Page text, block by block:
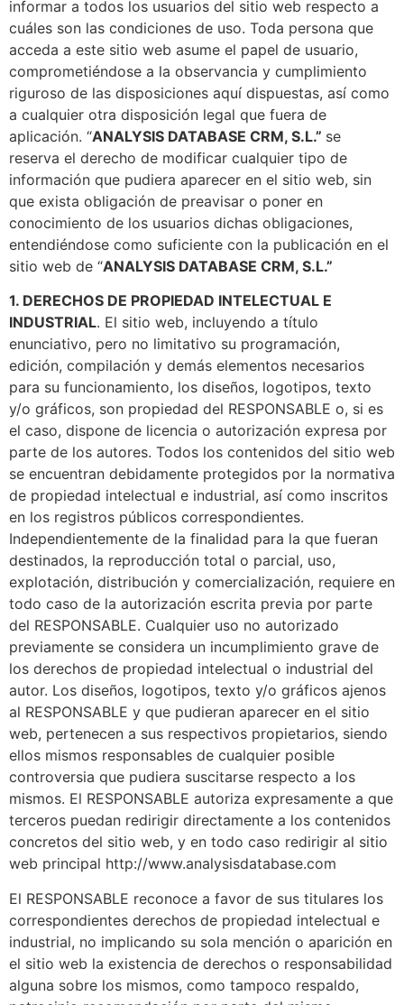
informar a todos los usuarios del sitio web respecto a
cuáles son las condiciones de uso. Toda persona que
acceda a este sitio web asume el papel de usuario,
comprometiéndose a la observancia y cumplimiento
riguroso de las disposiciones aquí dispuestas, así como
a cualquier otra disposición legal que fuera de
aplicación. “ANALYSIS DATABASE CRM, S.L.” se
reserva el derecho de modificar cualquier tipo de
información que pudiera aparecer en el sitio web, sin
que exista obligación de preavisar o poner en
conocimiento de los usuarios dichas obligaciones,
entendiéndose como suficiente con la publicación en el
sitio web de “ANALYSIS DATABASE CRM, S.L.”
1. DERECHOS DE PROPIEDAD INTELECTUAL E
INDUSTRIAL. El sitio web, incluyendo a título
enunciativo, pero no limitativo su programación,
edición, compilación y demás elementos necesarios
para su funcionamiento, los diseños, logotipos, texto
y/o gráficos, son propiedad del RESPONSABLE o, si es
el caso, dispone de licencia o autorización expresa por
parte de los autores. Todos los contenidos del sitio web
se encuentran debidamente protegidos por la normativa
de propiedad intelectual e industrial, así como inscritos
en los registros públicos correspondientes.
Independientemente de la finalidad para la que fueran
destinados, la reproducción total o parcial, uso,
explotación, distribución y comercialización, requiere en
todo caso de la autorización escrita previa por parte
del RESPONSABLE. Cualquier uso no autorizado
previamente se considera un incumplimiento grave de
los derechos de propiedad intelectual o industrial del
autor. Los diseños, logotipos, texto y/o gráficos ajenos
al RESPONSABLE y que pudieran aparecer en el sitio
web, pertenecen a sus respectivos propietarios, siendo
ellos mismos responsables de cualquier posible
controversia que pudiera suscitarse respecto a los
mismos. El RESPONSABLE autoriza expresamente a que
terceros puedan redirigir directamente a los contenidos
concretos del sitio web, y en todo caso redirigir al sitio
web principal http://www.analysisdatabase.com
El RESPONSABLE reconoce a favor de sus titulares los
correspondientes derechos de propiedad intelectual e
industrial, no implicando su sola mención o aparición en
el sitio web la existencia de derechos o responsabilidad
alguna sobre los mismos, como tampoco respaldo,